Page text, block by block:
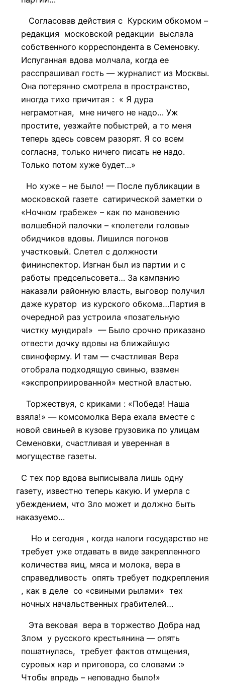
Согласовав действия с Курским обкомом –
редакция московской редакции выслала
собственного корреспондента в Семеновку.
Испуганная вдова молчала, когда ее
расспрашивал гость — журналист из Москвы.
Она потерянно смотрела в пространство,
иногда тихо причитая : « Я дура
неграмотная, мне ничего не надо… Уж
простите, уезжайте побыстрей, а то меня
теперь здесь совсем разорят. Я со всем
согласна, только ничего писать не надо.
Только потом хуже будет…»
Но хуже – не было! — После публикации в
московской газете сатирической заметки о
«Ночном грабеже» – как по мановению
волшебной палочки – «полетели головы»
обидчиков вдовы. Лишился погонов
участковый. Слетел с должности
фининспектор. Изгнан был из партии и с
работы предсельсовета… За кампанию
наказали районную власть, выговор получил
даже куратор из курского обкома…Партия в
очередной раз устроила «позательную
чистку мундира!» — Было срочно приказано
отвести дочку вдовы на ближайшую
свиноферму. И там — счастливая Вера
отобрала подходящую свинью, взамен
«экспроприированной» местной властью.
Торжествуя, с криками : «Победа! Наша
взяла!» — комсомолка Вера ехала вместе с
новой свиньей в кузове грузовика по улицам
Семеновки, счастливая и уверенная в
могуществе газеты.
С тех пор вдова выписывала лишь одну
газету, известно теперь какую. И умерла с
убеждением, что Зло может и должно быть
наказуемо…
Но и сегодня , когда налоги государство не
требует уже отдавать в виде закрепленного
количества яиц, мяса и молока, вера в
справедливость опять требует подкрепления
, как в деле со «свиными рылами» тех
ночных начальственных грабителей…
Эта вековая вера в торжество Добра над
Злом у русского крестьянина — опять
пошатнулась, требует фактов отмщения,
суровых кар и приговора, со словами :»
Чтобы впредь – неповадно было!»